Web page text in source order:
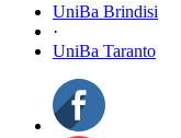
UniBa Brindisi
·
UniBa Taranto